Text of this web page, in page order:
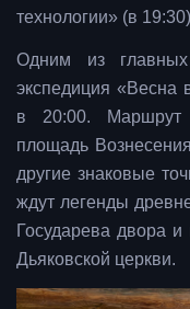
технологии» (в
Одним из
экспедиция «Весна
в 20:00. Маршрут
площадь
другие знаковые
ждут легенды
Государева двора и
Дьяковской церкви.